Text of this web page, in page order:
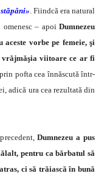
. Fiindcă era natural
omenesc – apoi Dumnezeu
vorbe pe femeie, şi
vrăjmăşia viitoare ce ar fi
pofta cea înnăscută într-
adică ura cea rezultată din
Dumnezeu a pus
pentru ca bărbatul să
ci să trăiască în bună